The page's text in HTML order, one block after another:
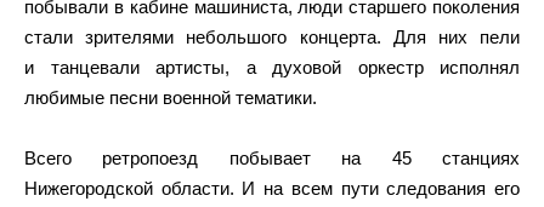
побывали в кабине машиниста, люди старшего поколения
стали зрителями небольшого концерта. Для них пели
и танцевали артисты, а духовой оркестр исполнял
любимые песни военной тематики.
Всего ретропоезд побывает на 45 станциях
Нижегородской области. И на всем пути следования его